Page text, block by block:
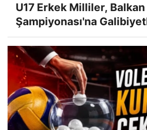
U17 Erkek Milliler, Balkan
Şampiyonası'na